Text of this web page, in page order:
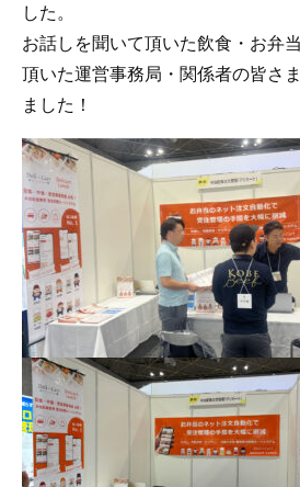
した。
お話しを聞いて頂いた飲食・お弁
頂いた運営事務局・関係者の皆さ
ました！